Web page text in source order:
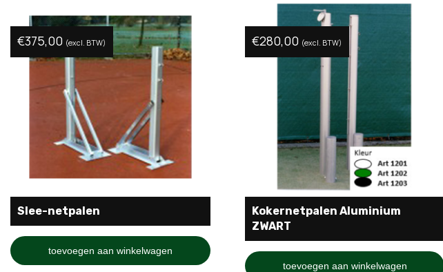
Slee-netpalen
€375,00 (excl. BTW)
toevoegen aan winkelwagen
Kokernetpalen Aluminium
ZWART
€280,00 (excl. BTW)
toevoegen aan winkelwagen